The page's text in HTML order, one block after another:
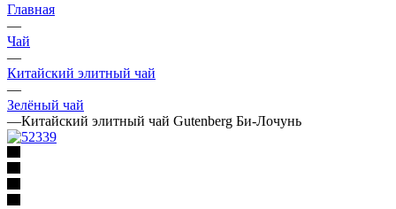
Главная
—
Чай
—
Китайский элитный чай
—
Зелёный чай
—Китайский элитный чай Gutenberg Би-Лочунь